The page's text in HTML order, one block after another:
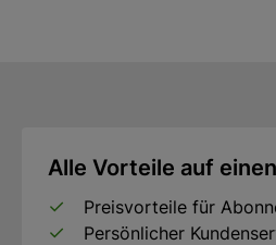
Tirol – was braucht es mehr
Alle Vorteile auf
Preisvorteile für
Persönlicher